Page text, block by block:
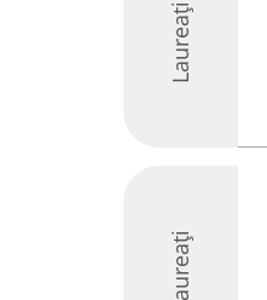
Laureați
Laureați